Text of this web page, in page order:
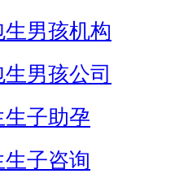
男孩机构
男孩公司
生子助孕
生子咨询